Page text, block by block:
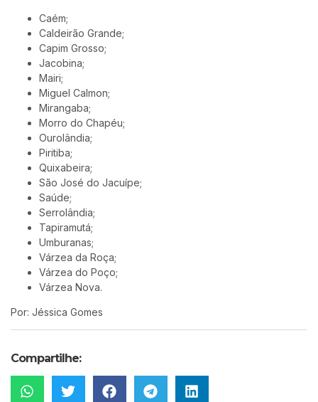
Caém;
Caldeirão Grande;
Capim Grosso;
Jacobina;
Mairi;
Miguel Calmon;
Mirangaba;
Morro do Chapéu;
Ourolândia;
Piritiba;
Quixabeira;
São José do Jacuípe;
Saúde;
Serrolândia;
Tapiramutá;
Umburanas;
Várzea da Roça;
Várzea do Poço;
Várzea Nova.
Por: Jéssica Gomes
Compartilhe: